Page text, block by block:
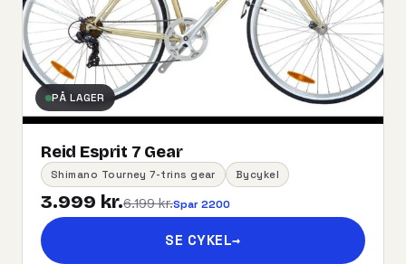
PÅ LAGER
Reid Esprit 7 Gear
Shimano Tourney 7-trins gear Bycykel
3.999 kr.6.199 kr.Spar 2200
SE CYKEL→